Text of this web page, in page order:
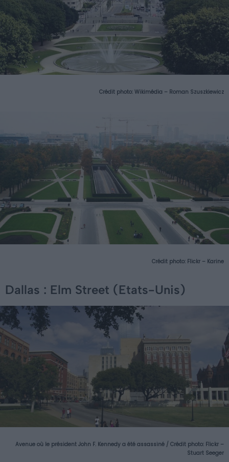
Crédit photo: Wikimédia – Roman Szuszkiewicz
Crédit photo: Flickr – Karine
Dallas : Elm Street (Etats-Unis)
Avenue où le président John F. Kennedy a été assassiné / Crédit photo: Flickr –
Stuart Seeger